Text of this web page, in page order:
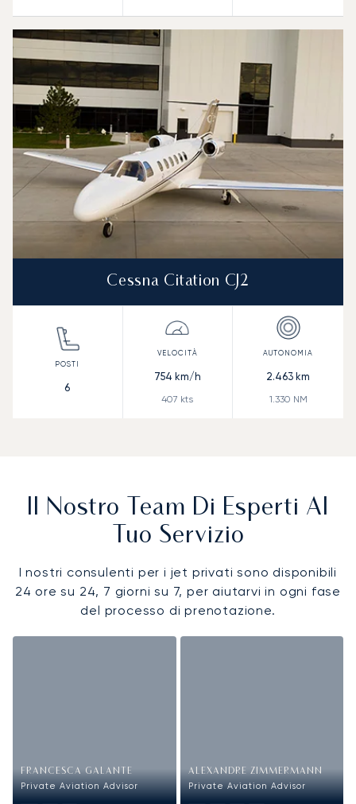
Cessna Citation CJ2
6
754 km/h
407 kts
2.463 km
1.330 NM
Il Nostro Team Di Esperti Al
Tuo Servizio
I nostri consulenti per i jet privati sono disponibili
24 ore su 24, 7 giorni su 7, per aiutarvi in ogni fase
del processo di prenotazione.
FRANCESCA GALANTE
Private Aviation Advisor
ALEXANDRE ZIMMERMANN
Private Aviation Advisor